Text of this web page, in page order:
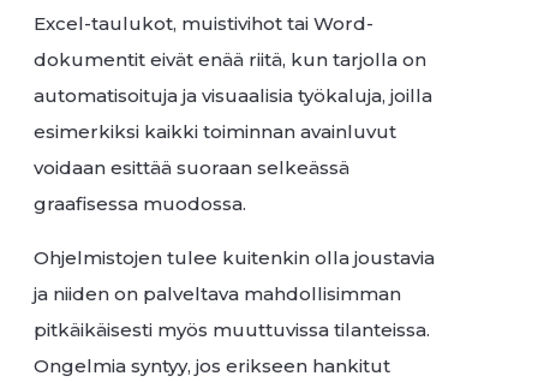
Excel-taulukot, muistivihot tai Word-
dokumentit eivät enää riitä, kun tarjolla on
automatisoituja ja visuaalisia työkaluja, joilla
esimerkiksi kaikki toiminnan avainluvut
voidaan esittää suoraan selkeässä
graafisessa muodossa.
Ohjelmistojen tulee kuitenkin olla joustavia
ja niiden on palveltava mahdollisimman
pitkäikäisesti myös muuttuvissa tilanteissa.
Ongelmia syntyy, jos erikseen hankitut